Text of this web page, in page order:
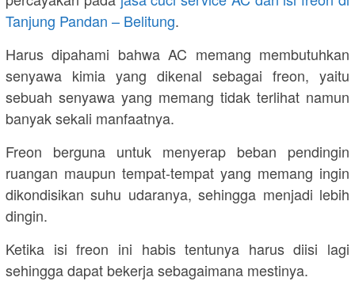
Tanjung Pandan – Belitung.
Harus dipahami bahwa AC memang membutuhkan
senyawa kimia yang dikenal sebagai freon, yaitu
sebuah senyawa yang memang tidak terlihat namun
banyak sekali manfaatnya.
Freon berguna untuk menyerap beban pendingin
ruangan maupun tempat-tempat yang memang ingin
dikondisikan suhu udaranya, sehingga menjadi lebih
dingin.
Ketika isi freon ini habis tentunya harus diisi lagi
sehingga dapat bekerja sebagaimana mestinya.